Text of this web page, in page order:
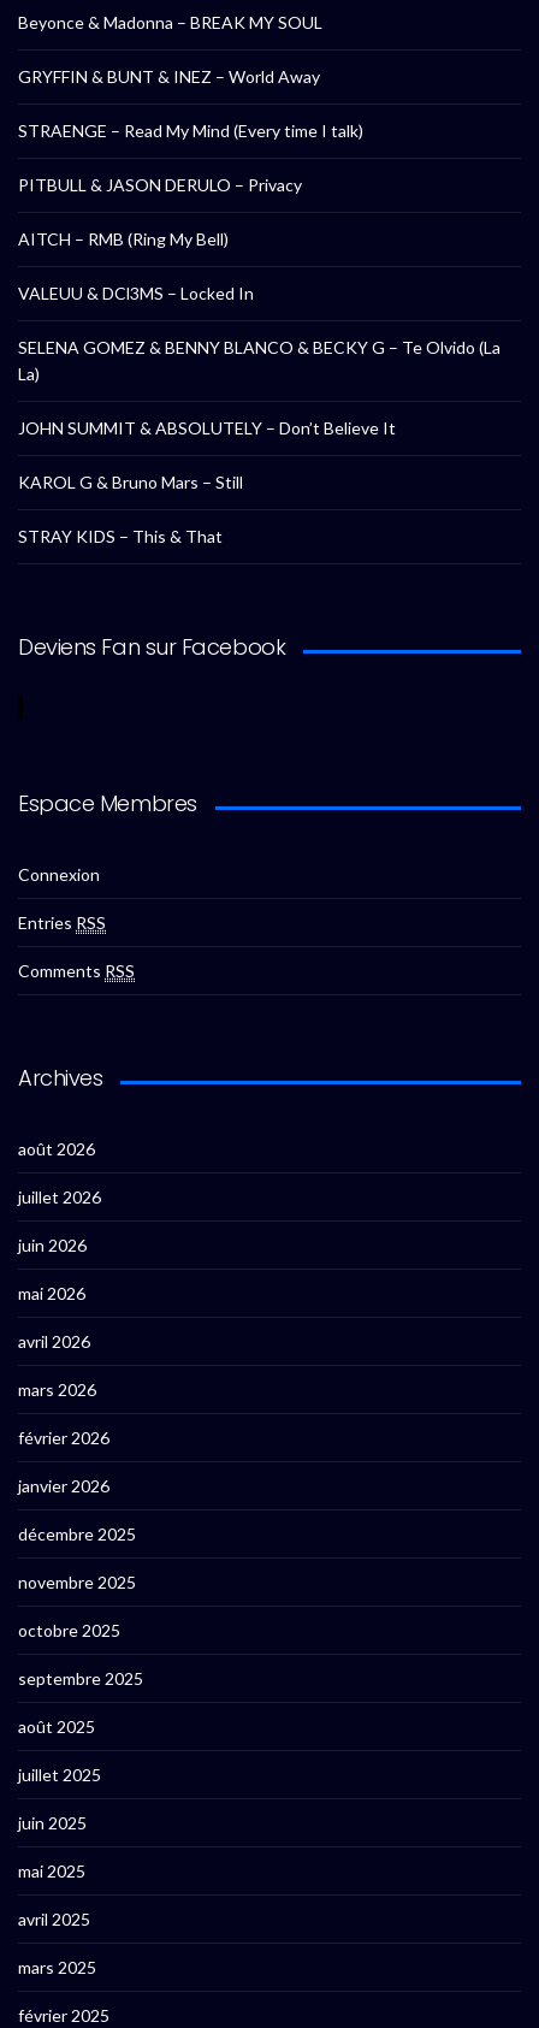
Beyonce & Madonna – BREAK MY SOUL
GRYFFIN & BUNT & INEZ – World Away
STRAENGE – Read My Mind (Every time I talk)
PITBULL & JASON DERULO – Privacy
AITCH – RMB (Ring My Bell)
VALEUU & DCl3MS – Locked In
SELENA GOMEZ & BENNY BLANCO & BECKY G – Te Olvido (La
La)
JOHN SUMMIT & ABSOLUTELY – Don’t Believe It
KAROL G & Bruno Mars – Still
STRAY KIDS – This & That
Deviens Fan sur Facebook
Espace Membres
Connexion
Entries RSS
Comments RSS
Archives
août 2026
juillet 2026
juin 2026
mai 2026
avril 2026
mars 2026
février 2026
janvier 2026
décembre 2025
novembre 2025
octobre 2025
septembre 2025
août 2025
juillet 2025
juin 2025
mai 2025
avril 2025
mars 2025
février 2025